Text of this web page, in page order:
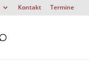
Kontakt Termine